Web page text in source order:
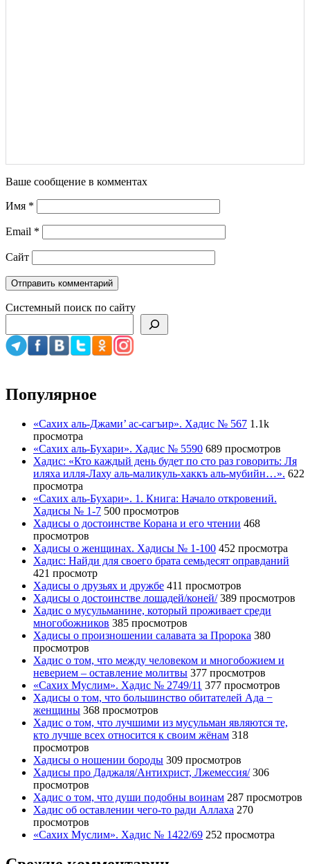
Ваше сообщение в комментах
Имя *
Email *
Сайт
Системный поиск по сайту
Популярное
«Сахих аль-Джами’ ас-сагъир». Хадис № 567 1.1k
просмотра
«Сахих аль-Бухари». Хадис № 5590 689 просмотров
Хадис: «Кто каждый день будет по сто раз говорить: Ля
иляха илля-Лаху аль-маликуль-хаккъ аль-мубийн…». 622
просмотра
«Сахих аль-Бухари». 1. Книга: Начало откровений.
Хадисы № 1-7 500 просмотров
Хадисы о достоинстве Корана и его чтении 468
просмотров
Хадисы о женщинах. Хадисы № 1-100 452 просмотра
Хадис: Найди для своего брата семьдесят оправданий
421 просмотр
Хадисы о друзьях и дружбе 411 просмотров
Хадисы о достоинстве лошадей/коней/ 389 просмотров
Хадис о мусульманине, который проживает среди
многобожников 385 просмотров
Хадисы о произношении салавата за Пророка 380
просмотров
Хадис о том, что между человеком и многобожием и
неверием – оставление молитвы 377 просмотров
«Сахих Муслим». Хадис № 2749/11 377 просмотров
Хадисы о том, что большинство обитателей Ада −
женщины 368 просмотров
Хадис о том, что лучшими из мусульман являются те,
кто лучше всех относится к своим жёнам 318
просмотров
Хадисы о ношении бороды 309 просмотров
Хадисы про Даджаля/Антихрист, Лжемессия/ 306
просмотров
Хадис о том, что души подобны воинам 287 просмотров
Хадис об оставлении чего-то ради Аллаха 270
просмотров
«Сахих Муслим». Хадис № 1422/69 252 просмотра